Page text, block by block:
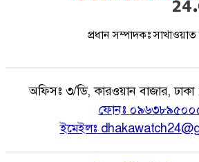
প্রধান সম্পাদকঃ
অফিসঃ ৩/ডি, কারওয়ান বাজার,
ফোনঃ
ইমেইলঃ